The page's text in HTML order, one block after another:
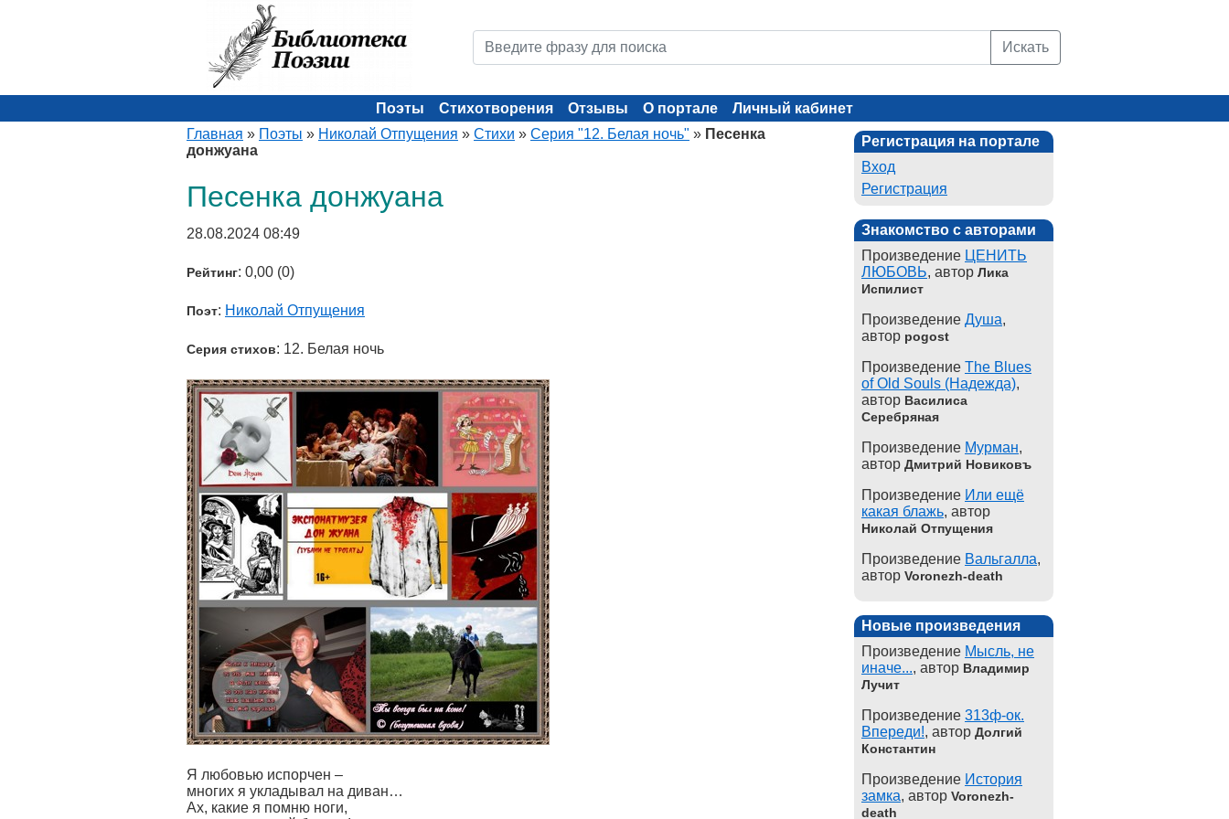
Искать
Поэты Стихотворения Отзывы О портале
Личный кабинет
Главная » Поэты » Николай Отпущения » Стихи » Серия "12. Белая ночь" » Песенка
донжуана
Песенка донжуана
28.08.2024 08:49
Рейтинг: 0,00 (0)
Поэт: Николай Отпущения
Серия стихов: 12. Белая ночь
Я любовью испорчен –
многих я укладывал на диван…
Ах, какие я помню ноги,
Регистрация на портале
Вход
Регистрация
Знакомство с авторами
Произведение ЦЕНИТЬ
ЛЮБОВЬ, автор Лика
Испилист
Произведение Душа,
автор pogost
Произведение The Blues
of Old Souls (Надежда),
автор Василиса
Серебряная
Произведение Мурман,
автор Дмитрий Новиковъ
Произведение Или ещё
какая блажь, автор
Николай Отпущения
Произведение Вальгалла,
автор Voronezh-death
Новые произведения
Произведение Мысль, не
иначе..., автор Владимир
Лучит
Произведение 313ф-ок.
Впереди!, автор Долгий
Константин
Произведение История
замка, автор Voronezh-
death